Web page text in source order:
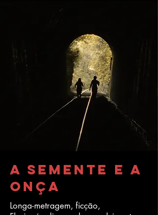
A Semente e a
Onça
Longa-metragem, ficção,